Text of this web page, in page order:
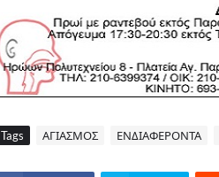
Tags ΑΓΙΑΣΜΟΣ ΕΝΔΙΑΦΕΡΟΝΤΑ